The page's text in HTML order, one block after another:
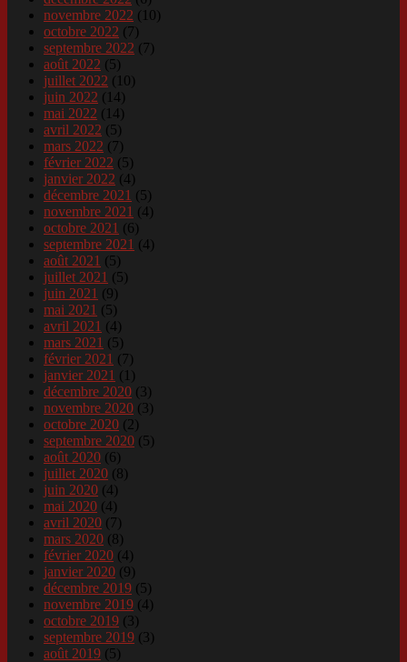
novembre 2022 (10)
octobre 2022 (7)
septembre 2022 (7)
août 2022 (5)
juillet 2022 (10)
juin 2022 (14)
mai 2022 (14)
avril 2022 (5)
mars 2022 (7)
février 2022 (5)
janvier 2022 (4)
décembre 2021 (5)
novembre 2021 (4)
octobre 2021 (6)
septembre 2021 (4)
août 2021 (5)
juillet 2021 (5)
juin 2021 (9)
mai 2021 (5)
avril 2021 (4)
mars 2021 (5)
février 2021 (7)
janvier 2021 (1)
décembre 2020 (3)
novembre 2020 (3)
octobre 2020 (2)
septembre 2020 (5)
août 2020 (6)
juillet 2020 (8)
juin 2020 (4)
mai 2020 (4)
avril 2020 (7)
mars 2020 (8)
février 2020 (4)
janvier 2020 (9)
décembre 2019 (5)
novembre 2019 (4)
octobre 2019 (3)
septembre 2019 (3)
août 2019 (5)